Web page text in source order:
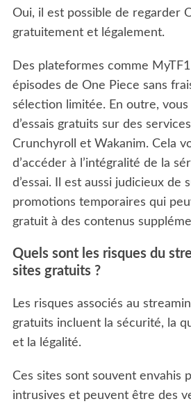
Oui, il est possible de regarder
gratuitement et légalement.
Des plateformes comme
épisodes de One Piece sans
sélection limitée. En outre,
d’essais gratuits sur des
Crunchyroll et Wakanim. Cela
d’accéder à l’intégralité de la
d’essai. Il est aussi judicieux de
promotions temporaires qui
gratuit à des contenus
Quels sont les risques du
sites gratuits ?
Les risques associés au
gratuits incluent la sécurité, la
et la légalité.
Ces sites sont souvent envahis
intrusives et peuvent être des